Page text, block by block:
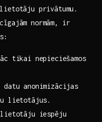
privātumu.
normām, ir​
tikai nepieciešamos⁣
anonimizācijas
lietotājus.
​lietotāju‌ iespēju